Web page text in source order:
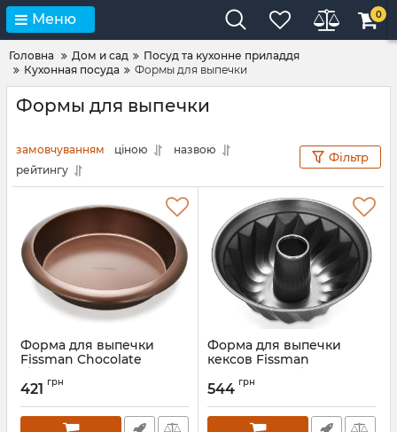
Меню 0
Головна Дом и сад
Посуд та кухонне приладдя
Кухонная посуда
Формы для выпечки
Формы для выпечки
замовчуванням ціною
назвою
рейтингу
Фільтр
Форма для выпечки
Fissman Chocolate
Ø29.5х5см круглая с
антипригарным
Артикул: FN-5666
421 грн
Форма для выпечки
кексов Fissman
Gingerbread Ø24.5х10.5см
с антипригарным
Артикул: FN-5669
544 грн